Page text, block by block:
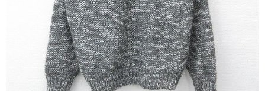
Youtube 古着屋Rush Out チャンネル
スタッフコーディネート